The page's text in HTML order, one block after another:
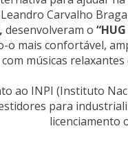
Carvalho
desenvolveram o
o mais confortável,
com músicas
ao INPI (Instituto
para
licenciamento